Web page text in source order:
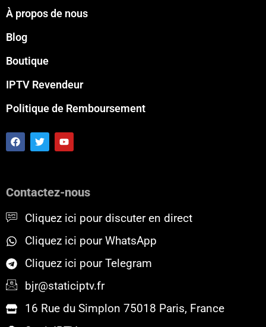
À propos de nous
Blog
Boutique
IPTV Revendeur
Politique de Remboursement
F
a
c
o
T
w
i
r
Y
o
u
e
Contactez-nous
Cliquez ici pour discuter en direct
Cliquez ici pour WhatsApp
Cliquez ici pour Telegram
bjr@staticiptv.fr
16 Rue du Simplon 75018 Paris, France